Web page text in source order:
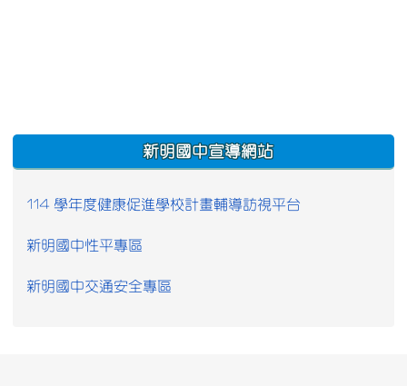
:::
新明國中宣導網站
114 學年度健康促進學校計畫輔導訪視平台
新明國中性平專區
新明國中交通安全專區